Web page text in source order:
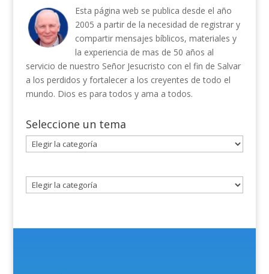
Esta página web se publica desde el año
2005 a partir de la necesidad de registrar y
compartir mensajes bíblicos, materiales y
la experiencia de mas de 50 años al
servicio de nuestro Señor Jesucristo con el fin de Salvar
a los perdidos y fortalecer a los creyentes de todo el
mundo. Dios es para todos y ama a todos.
Seleccione un tema
Seleccione
un